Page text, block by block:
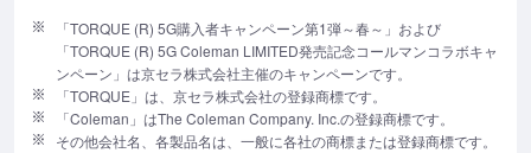
「TORQUE (R) 5G購入者キャンペーン第1弾～春～」および
「TORQUE (R) 5G Coleman LIMITED発売記念コールマンコラボキャ
ンペーン」は京セラ株式会社主催のキャンペーンです。
「TORQUE」は、京セラ株式会社の登録商標です。
「Coleman」はThe Coleman Company. Inc.の登録商標です。
その他会社名、各製品名は、一般に各社の商標または登録商標です。